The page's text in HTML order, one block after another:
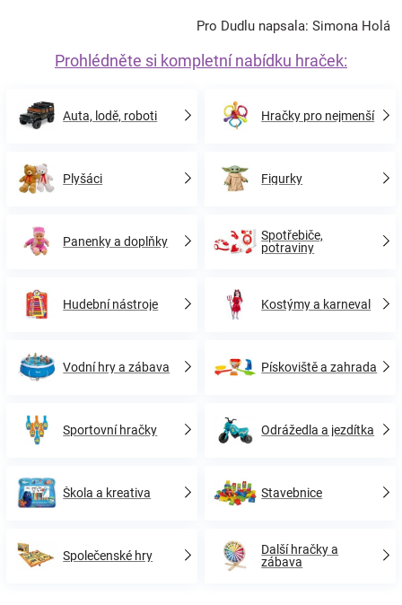
Pro Dudlu napsala: Simona Holá
Prohlédněte si kompletní nabídku hraček:
Auta, lodě, roboti Hračky pro nejmenší
Plyšáci Figurky
Panenky a doplňky
Spotřebiče,
potraviny
Hudební nástroje Kostýmy a karneval
Vodní hry a zábava Pískoviště a zahrada
Sportovní hračky Odrážedla a jezdítka
Škola a kreativa Stavebnice
Společenské hry
Další hračky a
zábava